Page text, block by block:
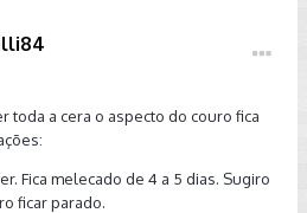
gp/product/B0002X520S/ref=ppx
toda a cera o aspecto do couro fica
Fica melecado de 4 a 5 dias. Sugiro
ficar parado.